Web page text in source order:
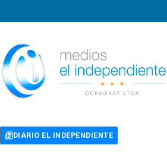
DIARIO EL INDEPENDIENTE